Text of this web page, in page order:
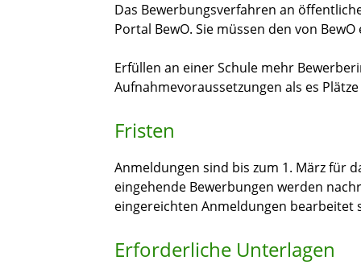
Das Bewerbungsverfahren an
Portal BewO. Sie müssen den von
Erfüllen an einer Schule mehr
Aufnahmevoraussetzungen als es
Fristen
Anmeldungen sind bis zum 1. März für
eingehende Bewerbungen werden
eingereichten Anmeldungen bearbeitet
Erforderliche Unterlagen